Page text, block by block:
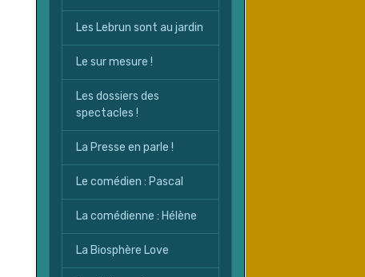
Les Lebrun sont au jardin
Le sur mesure !
Les dossiers des
spectacles !
La Presse en parle !
Le comédien : Pascal
La comédienne : Hélène
La Biosphère Love